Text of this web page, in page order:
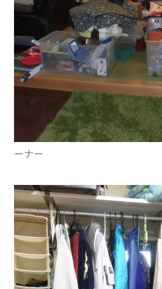
ーナー